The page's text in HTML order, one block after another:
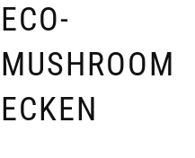
ECO-
MUSHROOM
ECKEN